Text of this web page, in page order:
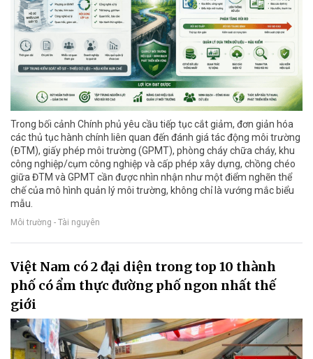
Trong bối cảnh Chính phủ yêu cầu tiếp tục cắt giảm, đơn giản hóa
các thủ tục hành chính liên quan đến đánh giá tác động môi trường
(ĐTM), giấy phép môi trường (GPMT), phòng cháy chữa cháy, khu
công nghiệp/cụm công nghiệp và cấp phép xây dựng, chồng chéo
giữa ĐTM và GPMT cần được nhìn nhận như một điểm nghẽn thể
chế của mô hình quản lý môi trường, không chỉ là vướng mắc biểu
mẫu.
Môi trường - Tài nguyên
Việt Nam có 2 đại diện trong top 10 thành
phố có ẩm thực đường phố ngon nhất thế
giới